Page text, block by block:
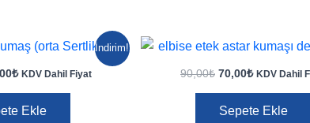
İndirim!
₺Şu
250,00₺.
KDV Dahil Fiyat
Ekle
90,00₺ Orijinal
70,00₺Şu
70,00₺.
KDV Dahil
Sepete Ekle